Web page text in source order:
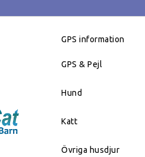
GPS information
GPS & Pejl
Hund
Katt
Övriga husdjur